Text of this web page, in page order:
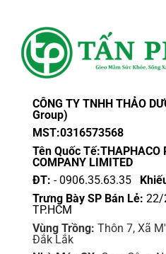
CÔNG TY TNHH THẢO
Group)
MST:0316573568
Tên Quốc Tế:THAPHACO
COMPANY LIMITED
ĐT: - 0906.35.63.35
Trưng Bày SP Bán Lẻ: 22/
TP.HCM
Vùng Trồng: Thôn 7, Xã
Đắk Lắk